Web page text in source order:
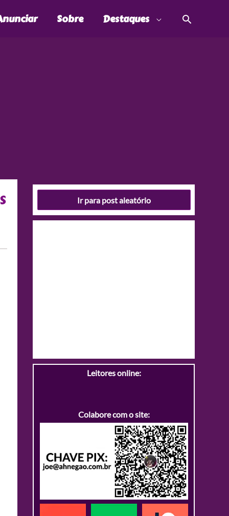
Sobre Destaques
Ir para post aleatório
Leitores online:
Colabore com o site: